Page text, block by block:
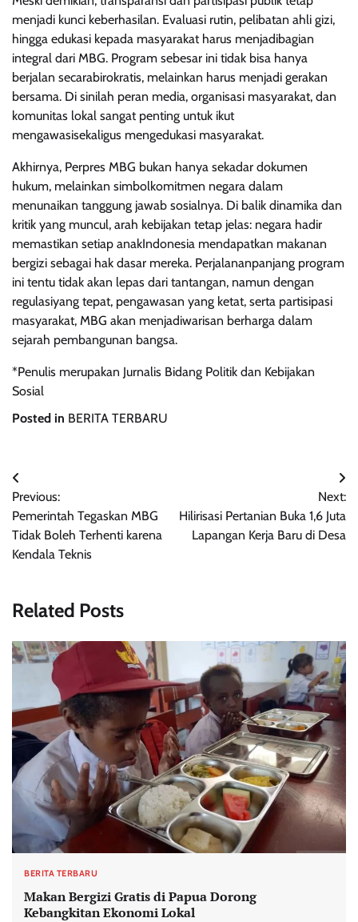
menjadi kunci keberhasilan. Evaluasi rutin, pelibatan ahli gizi,
hingga edukasi kepada masyarakat harus menjadibagian
integral dari MBG. Program sebesar ini tidak bisa hanya
berjalan secarabirokratis, melainkan harus menjadi gerakan
bersama. Di sinilah peran media, organisasi masyarakat, dan
komunitas lokal sangat penting untuk ikut
mengawasisekaligus mengedukasi masyarakat.
Akhirnya, Perpres MBG bukan hanya sekadar dokumen
hukum, melainkan simbolkomitmen negara dalam
menunaikan tanggung jawab sosialnya. Di balik dinamika dan
kritik yang muncul, arah kebijakan tetap jelas: negara hadir
memastikan setiap anakIndonesia mendapatkan makanan
bergizi sebagai hak dasar mereka. Perjalananpanjang program
ini tentu tidak akan lepas dari tantangan, namun dengan
regulasiyang tepat, pengawasan yang ketat, serta partisipasi
masyarakat, MBG akan menjadiwarisan berharga dalam
sejarah pembangunan bangsa.
*Penulis merupakan Jurnalis Bidang Politik dan Kebijakan
Sosial
Posted in BERITA TERBARU
Navigasi
pos
Previous:
Pemerintah Tegaskan MBG
Tidak Boleh Terhenti karena
Kendala Teknis
Next:
Hilirisasi Pertanian Buka 1,6 Juta
Lapangan Kerja Baru di Desa
Related Posts
BERITA TERBARU
Makan Bergizi Gratis di Papua Dorong
Kebangkitan Ekonomi Lokal